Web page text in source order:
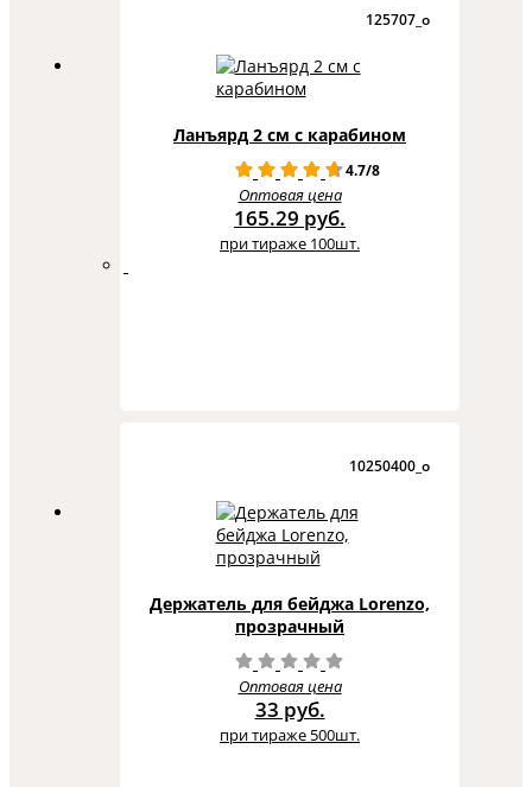
125707_o
Ланъярд 2 см с карабином
4.7/8
Оптовая цена
165.29 руб.
при тираже 100шт.
10250400_o
Держатель для бейджа Lorenzo,
прозрачный
Оптовая цена
33 руб.
при тираже 500шт.